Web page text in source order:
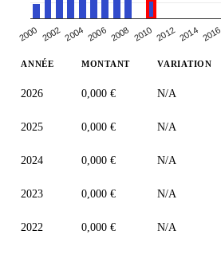
2000 2002 2004 2006 2008 2010 2012 2014 2016
ANNÉE MONTANT VARIATION
2026 0,000 € N/A
2025 0,000 € N/A
2024 0,000 € N/A
2023 0,000 € N/A
2022 0,000 € N/A